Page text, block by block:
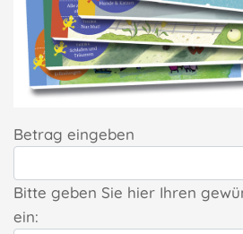
Betrag eingeben
Bitte geben Sie hier Ihren
ein: